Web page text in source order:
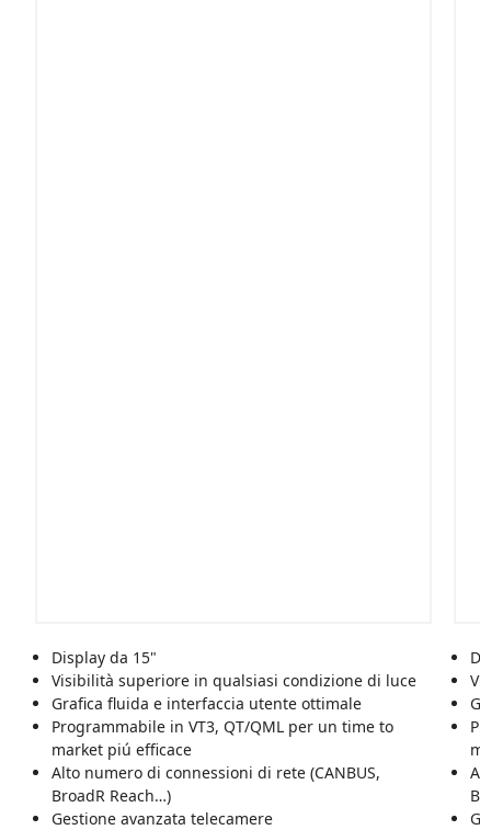
Display da 15"
Visibilità superiore in qualsiasi condizione di luce
Grafica fluida e interfaccia utente ottimale
Programmabile in VT3, QT/QML per un time to
market piú efficace
Alto numero di connessioni di rete (CANBUS,
BroadR Reach…)
Gestione avanzata telecamere